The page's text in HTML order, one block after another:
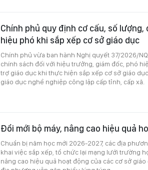
Chính phủ quy định cơ cấu, số
hiệu phó khi sắp xếp cơ sở giáo dục
Chính phủ vừa ban hành Nghị quyết 37/2026/
chính sách đối với hiệu trưởng, giám đốc, phó
trợ giáo dục khi thực hiện sắp xếp cơ sở giáo
giáo dục nghề nghiệp công lập cấp tỉnh, cấp xã.
Đổi mới bộ máy, nâng cao hiệu quả
Chuẩn bị năm học mới 2026-2027, các địa
khai việc sắp xếp, tổ chức lại mạng lưới trường
nâng cao hiệu quả hoạt động của các cơ sở